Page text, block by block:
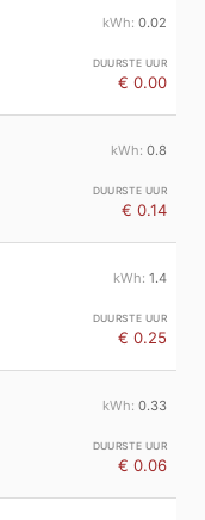
0.02
€ 0.00
0.8
€ 0.14
1.4
€ 0.25
0.33
€ 0.06